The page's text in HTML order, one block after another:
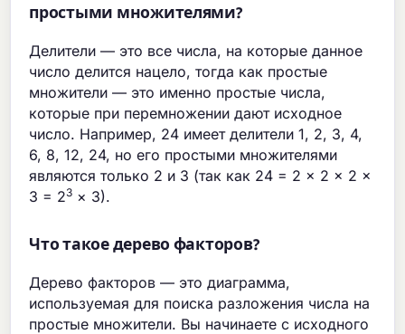
простыми множителями?
Делители — это все числа, на которые данное
число делится нацело, тогда как простые
множители — это именно простые числа,
которые при перемножении дают исходное
число. Например, 24 имеет делители 1, 2, 3, 4,
6, 8, 12, 24, но его простыми множителями
являются только 2 и 3 (так как 24 = 2 × 2 × 2 ×
3 = 23 × 3).
Что такое дерево факторов?
Дерево факторов — это диаграмма,
используемая для поиска разложения числа на
простые множители. Вы начинаете с исходного